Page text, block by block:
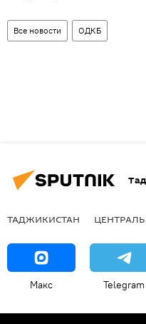
Все новости ОДКБ
ТАДЖИКИСТАН
Макс Telegram